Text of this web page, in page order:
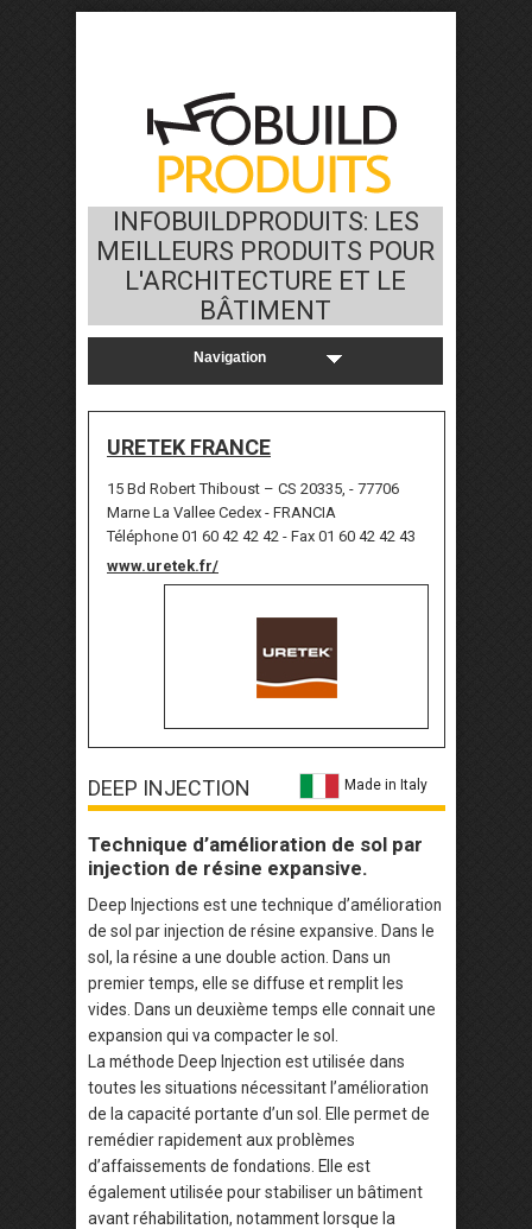
INFOBUILDPRODUITS: LES
MEILLEURS PRODUITS POUR
L'ARCHITECTURE ET LE
BÂTIMENT
URETEK FRANCE
15 Bd Robert Thiboust – CS 20335, - 77706
Marne La Vallee Cedex - FRANCIA
Téléphone 01 60 42 42 42 - Fax 01 60 42 42 43
www.uretek.fr/
DEEP INJECTION Made in Italy
Technique d’amélioration de sol par
injection de résine expansive.
Deep Injections est une technique d’amélioration
de sol par injection de résine expansive. Dans le
sol, la résine a une double action. Dans un
premier temps, elle se diffuse et remplit les
vides. Dans un deuxième temps elle connait une
expansion qui va compacter le sol.
La méthode Deep Injection est utilisée dans
toutes les situations nécessitant l’amélioration
de la capacité portante d’un sol. Elle permet de
remédier rapidement aux problèmes
d’affaissements de fondations. Elle est
également utilisée pour stabiliser un bâtiment
avant réhabilitation, notamment lorsque la